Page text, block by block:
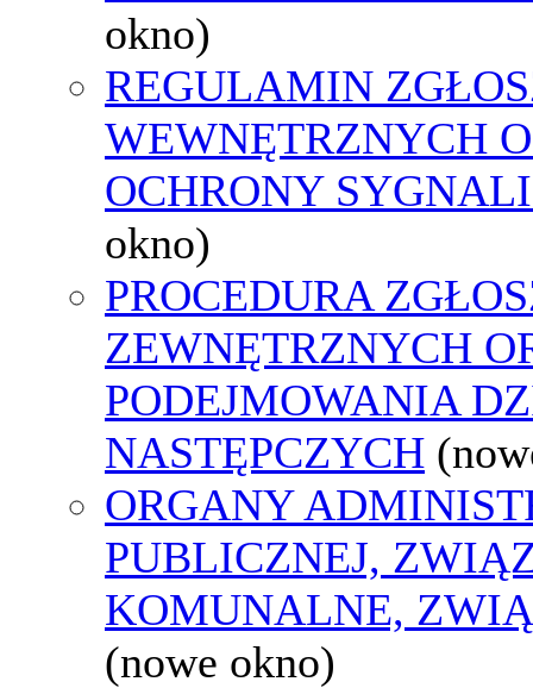
okno)
REGULAMIN
WEWNĘTRZNYCH
OCHRONY
okno)
PROCEDURA
ZEWNĘTRZNYCH
PODEJMOWANIA
NASTĘPCZYCH
ORGANY
PUBLICZNEJ,
KOMUNALNE,
(nowe okno)